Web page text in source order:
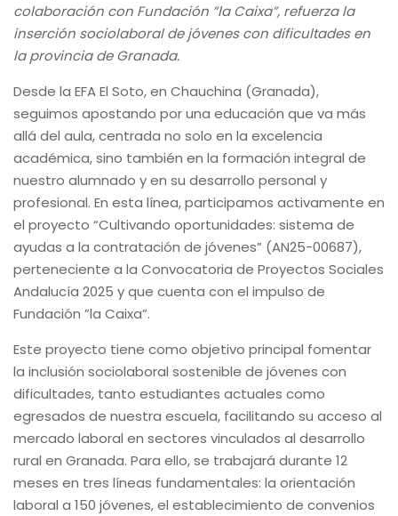
colaboración con Fundación ”la Caixa”, refuerza la
inserción sociolaboral de jóvenes con dificultades en
la provincia de Granada.
Desde la EFA El Soto, en Chauchina (Granada),
seguimos apostando por una educación que va más
allá del aula, centrada no solo en la excelencia
académica, sino también en la formación integral de
nuestro alumnado y en su desarrollo personal y
profesional. En esta línea, participamos activamente en
el proyecto “Cultivando oportunidades: sistema de
ayudas a la contratación de jóvenes” (AN25-00687),
perteneciente a la Convocatoria de Proyectos Sociales
Andalucía 2025 y que cuenta con el impulso de
Fundación ”la Caixa”.
Este proyecto tiene como objetivo principal fomentar
la inclusión sociolaboral sostenible de jóvenes con
dificultades, tanto estudiantes actuales como
egresados de nuestra escuela, facilitando su acceso al
mercado laboral en sectores vinculados al desarrollo
rural en Granada. Para ello, se trabajará durante 12
meses en tres líneas fundamentales: la orientación
laboral a 150 jóvenes, el establecimiento de convenios